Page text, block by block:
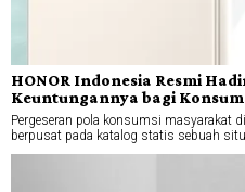
HONOR Indonesia Resmi
Keuntungannya bagi
Pergeseran pola konsumsi masyarakat
berpusat pada katalog statis sebuah